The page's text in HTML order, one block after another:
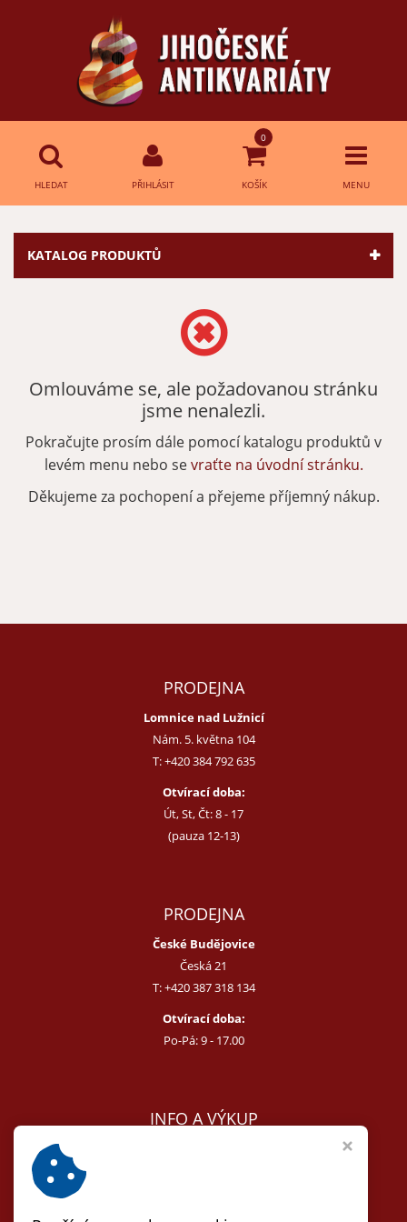
HLEDAT PŘIHLÁSIT
0
KOŠÍK MENU
Přihlášení
Přihlásit
Zapomenuté heslo Nová registrace
KATALOG PRODUKTŮ
Omlouváme se, ale požadovanou stránku
jsme nenalezli.
Pokračujte prosím dále pomocí katalogu produktů v
levém menu nebo sevraťte na úvodní stránku.
Děkujeme za pochopení a přejeme příjemný nákup.
PRODEJNA
Lomnice nad Lužnicí
Nám. 5. května 104
T:+420 384 792 635
Otvírací doba:
Út, St, Čt: 8 - 17
(pauza 12-13)
PRODEJNA
České Budějovice
Česká 21
T:+420 387 318 134
Otvírací doba:
Po-Pá: 9 - 17.00
INFO A VÝKUP